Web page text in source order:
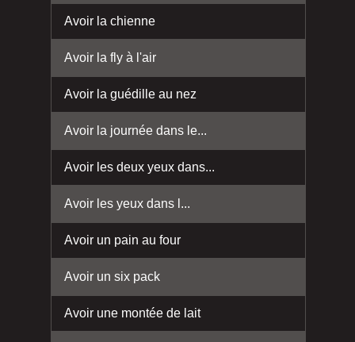
Avoir la chienne
Avoir la fly à l'air
Avoir la guédille au nez
Avoir la journée dans le...
Avoir les deux yeux dans...
Avoir les yeux dans l...
Avoir un pain au four
Avoir un six pack
Avoir une montée de lait